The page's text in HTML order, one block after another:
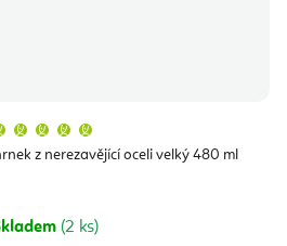
z nerezavějící oceli velký 480 ml
produktu
je
hvězdiček.
(2 ks)